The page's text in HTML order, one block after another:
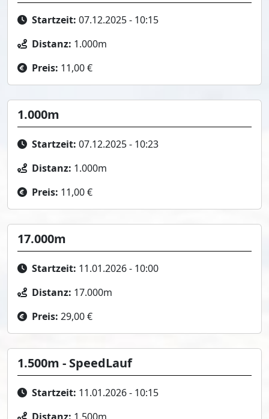
Startzeit: 07.12.2025 - 10:15
Distanz: 1.000m
Preis: 11,00 €
1.000m
Startzeit: 07.12.2025 - 10:23
Distanz: 1.000m
Preis: 11,00 €
17.000m
Startzeit: 11.01.2026 - 10:00
Distanz: 17.000m
Preis: 29,00 €
1.500m - SpeedLauf
Startzeit: 11.01.2026 - 10:15